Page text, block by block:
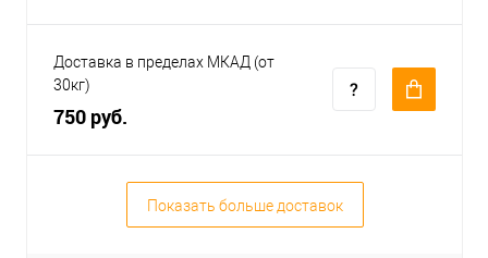
Доставка в пределах МКАД (от
30кг)
750 руб.
Показать больше доставок